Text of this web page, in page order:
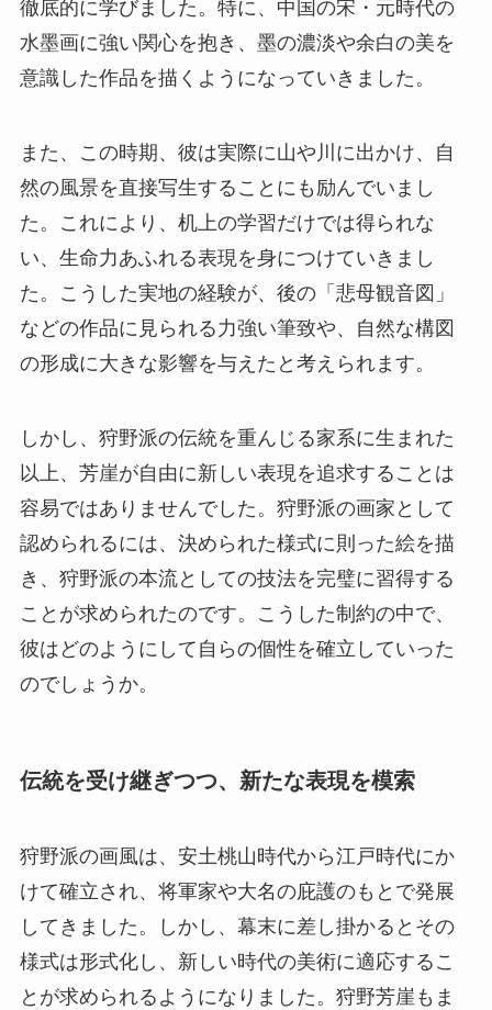
徹底的に学びました。特に、中国の宋・元時代の
水墨画に強い関心を抱き、墨の濃淡や余白の美を
意識した作品を描くようになっていきました。
また、この時期、彼は実際に山や川に出かけ、自
然の風景を直接写生することにも励んでいまし
た。これにより、机上の学習だけでは得られな
い、生命力あふれる表現を身につけていきまし
た。こうした実地の経験が、後の「悲母観音図」
などの作品に見られる力強い筆致や、自然な構図
の形成に大きな影響を与えたと考えられます。
しかし、狩野派の伝統を重んじる家系に生まれた
以上、芳崖が自由に新しい表現を追求することは
容易ではありませんでした。狩野派の画家として
認められるには、決められた様式に則った絵を描
き、狩野派の本流としての技法を完璧に習得する
ことが求められたのです。こうした制約の中で、
彼はどのようにして自らの個性を確立していった
のでしょうか。
伝統を受け継ぎつつ、新たな表現を模索
狩野派の画風は、安土桃山時代から江戸時代にか
けて確立され、将軍家や大名の庇護のもとで発展
してきました。しかし、幕末に差し掛かるとその
様式は形式化し、新しい時代の美術に適応するこ
とが求められるようになりました。狩野芳崖もま